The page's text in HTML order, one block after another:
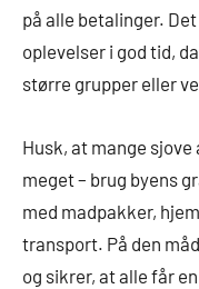
på alle betalinger.
oplevelser i god tid,
større grupper eller
Husk, at mange
meget – brug byens
med madpakker,
transport. På den
og sikrer, at alle får